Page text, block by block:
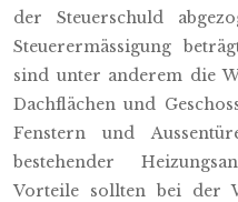
der Steuerschuld
Steuerermässigung
sind unter anderem die
Dachflächen und
Fenstern und
bestehender
Vorteile sollten bei der